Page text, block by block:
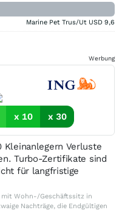
Marine Pet Trus/Ut USD 9,6
Werbung
x 10 x 30
Kleinanlegern Verluste
Turbo-Zertifikate sind
für langfristige
mit Wohn-/Geschäftssitz in
Nachträge, die Endgültigen